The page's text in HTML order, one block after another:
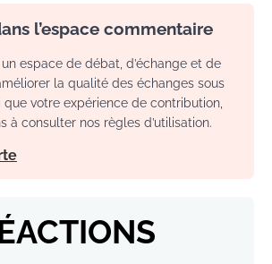
l’espace commentaire
espace de débat, d’échange et de
la qualité des échanges sous
que votre expérience de contribution,
à consulter nos règles d’utilisation.